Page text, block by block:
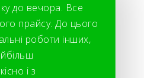
до вечора. Все
прайсу. До цього
роботи інших,
і з